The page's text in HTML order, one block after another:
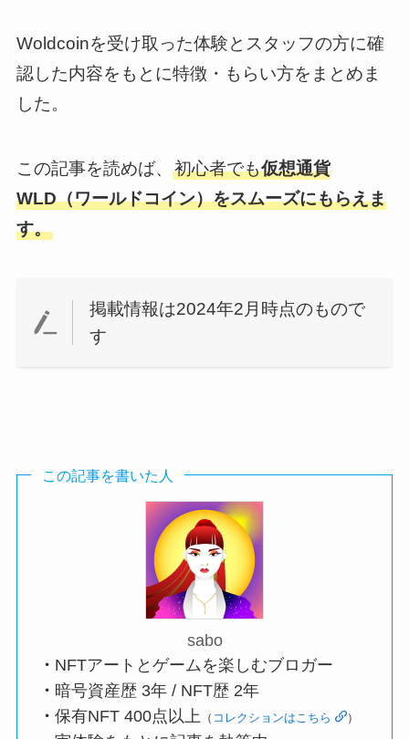
Woldcoinを受け取った体験とスタッフの方に確
認した内容をもとに特徴・もらい方をまとめま
した。
この記事を読めば、 初心者でも仮想通貨
WLD（ワールドコイン）をスムーズにもらえま
す。
掲載情報は2024年2月時点のもので
す
この記事を書いた人
sabo
・ NFTアートとゲームを楽しむブロガー
・ 暗号資産歴 3年 / NFT歴 2年
・保有NFT 400点以上 （ コレクションはこちら ）